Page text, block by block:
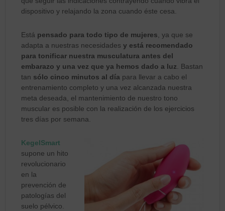
dispositivo y relajando la zona cuando éste cesa.
Está pensado para todo tipo de mujeres, ya que se
adapta a nuestras necesidadesy está recomendado
para tonificar nuestra musculatura antes del
embarazo y una vez que ya hemos dado a luz. Bastan
tan sólo cinco minutos al día para llevar a cabo el
entrenamiento completo y una vez alcanzada nuestra
meta deseada, el mantenimiento de nuestro tono
muscular es posible con la realización de los ejercicios
tres días por semana.
KegelSmart
supone un hito
revolucionario
en la
prevención de
patologías del
suelo pélvico.